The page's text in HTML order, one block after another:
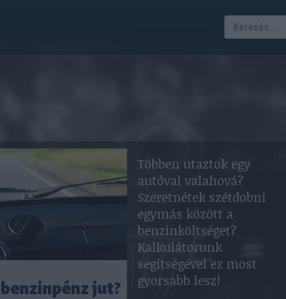
jut?
Többen utaztok egy
autóval valahová?
Szeretnétek szétdobni
egymás között a
benzinköltséget?
Kalkulátorunk
segítségével ez most
gyorsabb lesz!